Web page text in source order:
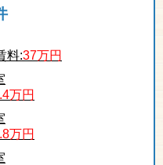
料:37万円
万円
万円